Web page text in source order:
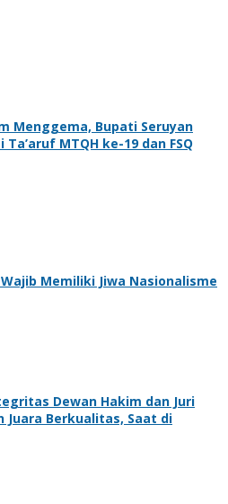
Menggema, Bupati Seruyan
MTQH ke-19 dan FSQ
Memiliki Jiwa Nasionalisme
Dewan Hakim dan Juri
Juara Berkualitas, Saat di